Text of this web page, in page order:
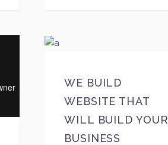
WE BUILD
WEBSITE THAT
WILL BUILD YOUR
BUSINESS